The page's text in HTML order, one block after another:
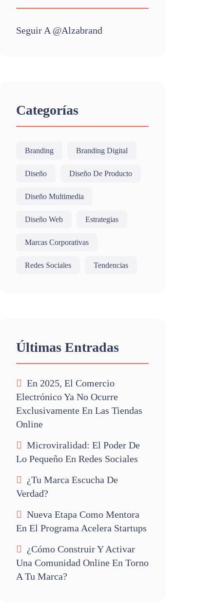
Seguir A @alzabrand
Categorías
Branding Branding Digital
Diseño Diseño De Producto
Diseño Multimedia
Diseño Web Estrategias
Marcas Corporativas
Redes Sociales Tendencias
Últimas Entradas
En 2025, El Comercio
Electrónico Ya No Ocurre
Exclusivamente En Las Tiendas
Online
Microviralidad: El Poder De
Lo Pequeño En Redes Sociales
¿Tu Marca Escucha De
Verdad?
Nueva Etapa Como Mentora
En El Programa Acelera Startups
¿Cómo Construir Y Activar
Una Comunidad Online En Torno
A Tu Marca?